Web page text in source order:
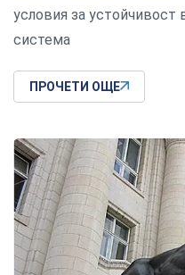
условия за устойчивост
система
ПРОЧЕТИ ОЩЕ